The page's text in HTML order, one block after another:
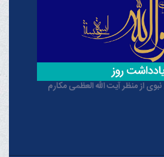
از منظر آیت الله العظمی مکارم